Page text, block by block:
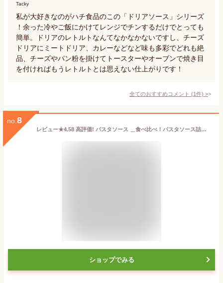
Tacky
私が大好きなのがハチ食品のこの「ドリアソース」シリーズ
！余った冷やご飯にかけてレンジでチンするだけでとっても
簡単。ドリアのレトルトなんてなかなかないですし、チーズ
ドリアにミートドリア、カレーなどなど味も多彩でどれも絶
品、チーズやパン粉を掛けてトースターやオーブンで焼き目
を付ければもうレトルトとは思えない仕上がりです！
全てのおすすめコメント (1件) >
no. 8
レビュー★4.58 高評価! パスタソース ＿食べ比べ！パスタソース詰め合わせセット＿（4種） 送料無料 お試しセット ミートソース カルボナーラ レトルト 防災 備蓄 保存食 防災食 非常食 簡単調理
ショップでみる